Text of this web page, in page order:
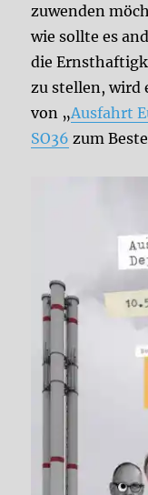
zuwenden
wie sollte es
die
zu stellen, wird
von „Ausfahrt
SO36 zum